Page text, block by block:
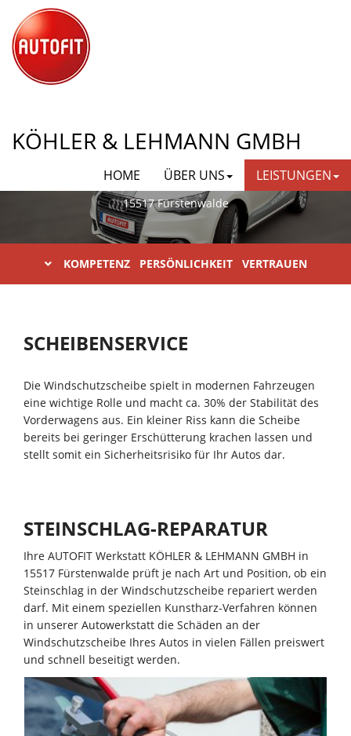
KÖHLER & LEHMANN GMBH
HOME ÜBER UNS LEISTUNGEN
AUTOFIT KÖHLER & LEHMANN
GMBH
15517 Fürstenwalde
KOMPETENZ PERSÖNLICHKEIT VERTRAUEN
SCHEIBENSERVICE
Die Windschutzscheibe spielt in modernen Fahrzeugen
eine wichtige Rolle und macht ca. 30% der Stabilität des
Vorderwagens aus. Ein kleiner Riss kann die Scheibe
bereits bei geringer Erschütterung krachen lassen und
stellt somit ein Sicherheitsrisiko für Ihr Autos dar.
STEINSCHLAG-REPARATUR
Ihre AUTOFIT Werkstatt KÖHLER & LEHMANN GMBH in
15517 Fürstenwalde prüft je nach Art und Position, ob ein
Steinschlag in der Windschutzscheibe repariert werden
darf. Mit einem speziellen Kunstharz-Verfahren können
in unserer Autowerkstatt die Schäden an der
Windschutzscheibe Ihres Autos in vielen Fällen preiswert
und schnell beseitigt werden.